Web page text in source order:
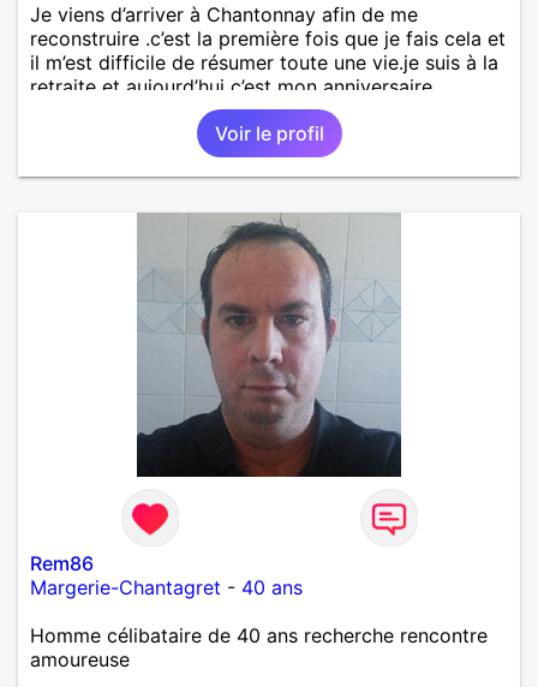
Je viens d’arriver à Chantonnay afin de me
reconstruire .c’est la première fois que je fais cela et
il m’est difficile de résumer toute une vie.je suis à la
retraite et aujourd’hui c’est mon anniversaire
!J’aimerais rencontrer quelqu’un qui partage les
mêmes valeurs qui font de quelqu’un un être humain
Voir le profil
Rem86
Margerie-Chantagret - 40 ans
Homme célibataire de 40 ans recherche rencontre
amoureuse